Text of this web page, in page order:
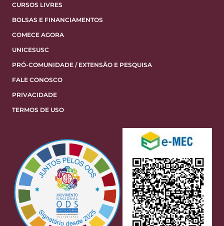
CURSOS LIVRES
BOLSAS E FINANCIAMENTOS
COMECE AGORA
UNICESUSC
PRÓ-COMUNIDADE / EXTENSÃO E PESQUISA
FALE CONOSCO
PRIVACIDADE
TERMOS DE USO